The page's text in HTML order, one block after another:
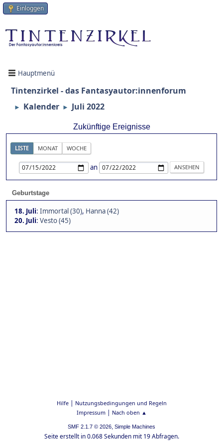
Einloggen
Hauptmenü
Tintenzirkel - das Fantasyautor:innenforum
► Kalender ► Juli 2022
Zukünftige Ereignisse
LISTE MONAT WOCHE
an
Geburtstage
18. Juli: Immortal (30), Hanna (42)
20. Juli: Vesto (45)
Hilfe| Nutzungsbedingungen und Regeln
Impressum| Nach oben ▲
SMF 2.1.7 © 2026, Simple Machines
Seite erstellt in 0.068 Sekunden mit 19 Abfragen.